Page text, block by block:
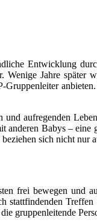
Entwicklung
Jahre später
aufregenden
Babys –
sich nicht nur
frei bewegen und
gruppenleitende